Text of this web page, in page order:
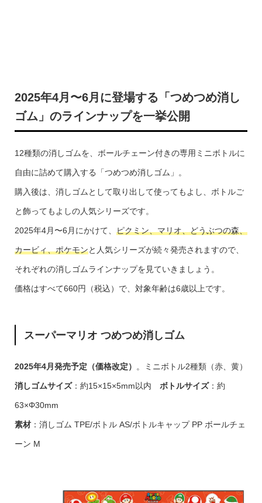
2025年4月〜6月に登場する「つめつめ消し
ゴム」のラインナップを一挙公開
12種類の消しゴムを、ボールチェーン付きの専用ミニボトルに
自由に詰めて購入する「つめつめ消しゴム」。
購入後は、消しゴムとして取り出して使ってもよし、ボトルご
と飾ってもよしの人気シリーズです。
2025年4月〜6月にかけて、 ピクミン、マリオ、どうぶつの森、
カービィ、ポケモンと人気シリーズが続々発売されますので、
それぞれの消しゴムラインナップを見ていきましょう。
価格はすべて660円（税込）で、対象年齢は6歳以上です。
スーパーマリオ つめつめ消しゴム
2025年4月発売予定（価格改定） 。ミニボトル2種類（赤、黄）
消しゴムサイズ：約15×15×5mm以内 ボトルサイズ：約
63×Φ30mm
素材：消しゴム TPE/ボトル AS/ボトルキャップ PP ボールチェ
ーン M